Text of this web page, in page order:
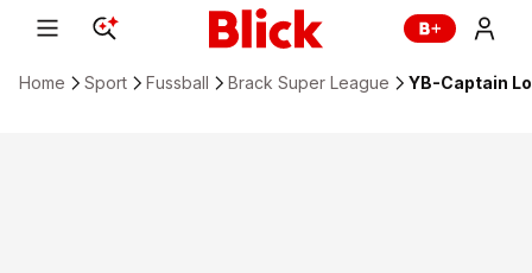
Home Sport Fussball Brack Super League YB-Captain